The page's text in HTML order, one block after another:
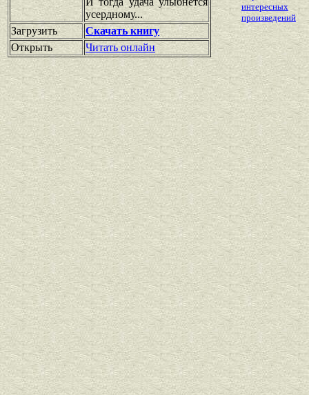
усердному...
Загрузить
Скачать книгу
Открыть
Читать онлайн
интересных
произведений